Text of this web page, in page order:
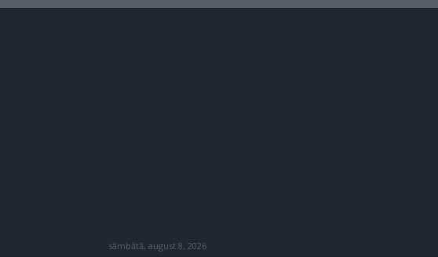
sâmbătă, august 8, 2026